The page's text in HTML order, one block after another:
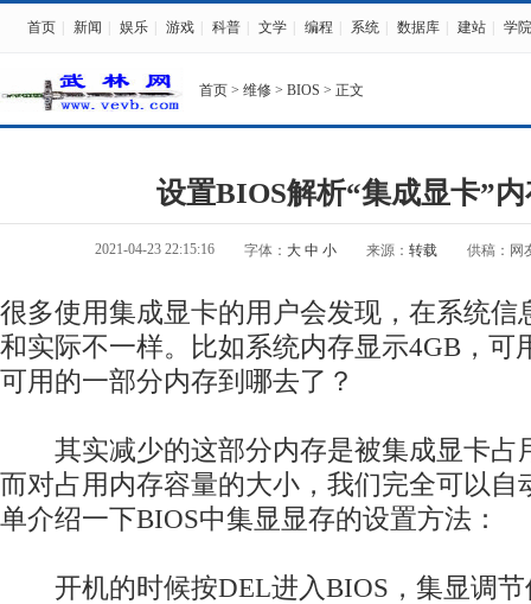
首页 新闻 娱乐 游戏 科普 文学 编程 系统 数据库 建站 学院
首页 > 维修 > BIOS > 正文
设置BIOS解析“集成显卡”
2021-04-23 22:15:16 字体： 大 中 小 来源： 转载 供稿：网
很多使用集成显卡的用户会发现，在系统信
和实际不一样。比如系统内存显示4GB，可
可用的一部分内存到哪去了？
其实减少的这部分内存是被集成显卡占
而对占用内存容量的大小，我们完全可以自
单介绍一下BIOS中集显显存的设置方法：
开机的时候按DEL进入BIOS，集显调节